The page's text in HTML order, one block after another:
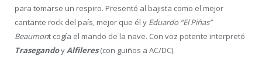
para tomarse un respiro. Presentó al bajista como el mejor
cantante rock del país, mejor que él y Eduardo “El Piñas”
Beaumont cogía el mando de la nave. Con voz potente interpretó
TrasegandoyAlfileres(con guiños a AC/DC).